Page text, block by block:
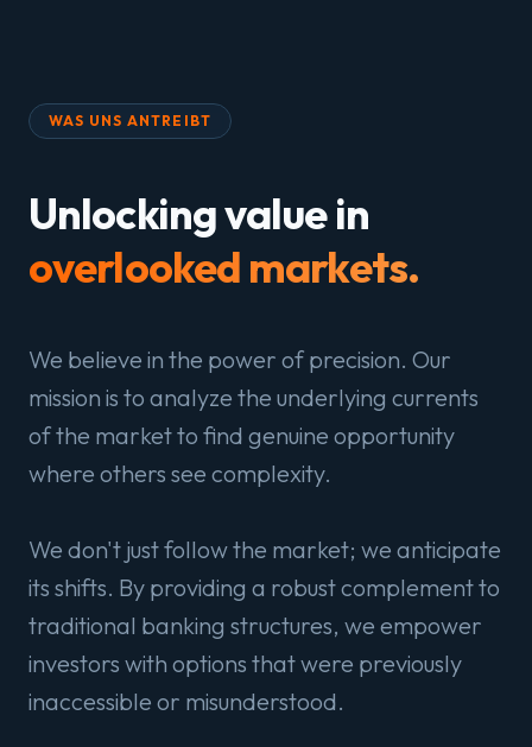
WAS UNS ANTREIBT
Unlocking value in
overlooked markets.
We believe in the power of precision. Our
mission is to analyze the underlying currents
of the market to find genuine opportunity
where others see complexity.
We don't just follow the market; we anticipate
its shifts. By providing a robust complement to
traditional banking structures, we empower
investors with options that were previously
inaccessible or misunderstood.